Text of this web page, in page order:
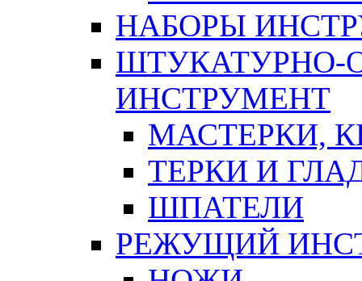
НАБОРЫ
ШТУКАТУРНО-
ИНСТРУМЕНТ
МАСТЕРКИ,
ТЕРКИ И
ШПАТЕЛИ
РЕЖУЩИЙ